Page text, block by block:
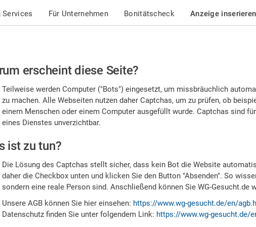
Services Für Unternehmen Bonitätscheck Anzeige inserieren
erscheint diese Seite?
Teilweise werden Computer ("Bots") eingesetzt, um missbräuchlich
zu machen. Alle Webseiten nutzen daher Captchas, um zu prüfen, ob
einem Menschen oder einem Computer ausgefüllt wurde. Captchas sind
eines Dienstes unverzichtbar.
ist zu tun?
Die Lösung des Captchas stellt sicher, dass kein Bot die Website
daher die Checkbox unten und klicken Sie den Button "Absenden". So
sondern eine reale Person sind. Anschließend können Sie WG-Gesucht.de
Unsere AGB können Sie hier einsehen: https://www.wg-gesucht.de/en/
Datenschutz finden Sie unter folgendem Link: https://www.wg-gesucht.de/